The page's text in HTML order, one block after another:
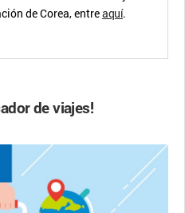
de Corea, entreaquí.
de viajes!